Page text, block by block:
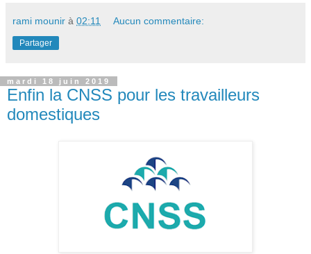
rami mounir à 02:11 Aucun commentaire:
Partager
mardi 18 juin 2019
Enfin la CNSS pour les travailleurs
domestiques